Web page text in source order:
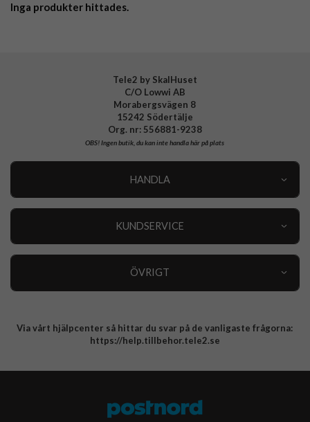
Inga produkter hittades.
Tele2 by SkalHuset
C/O Lowwi AB
Morabergsvägen 8
15242 Södertälje
Org. nr: 556881-9238
OBS!Ingen butik, du kan inte handla här på plats
HANDLA
KUNDSERVICE
ÖVRIGT
Integritetspolicy
Via vårt hjälpcenter så hittar du svar på de vanligaste frågorna:
https://help.tillbehor.tele2.se